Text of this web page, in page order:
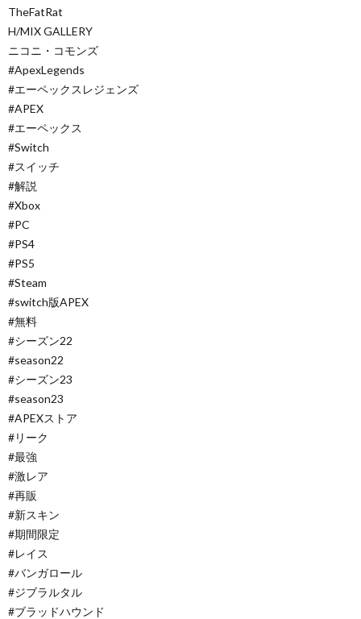
TheFatRat
H/MIX GALLERY
ニコニ・コモンズ
#ApexLegends​​​​​​​​​​​​​​​​​​​​​​​​
#エーペックスレジェンズ​​​​​​​​​​​​​​​​​​​​​​​​
#APEX​​​​​​​​​​​​​​​​​​​​​​​​
#エーペックス​​​​​​​​​​​​​​​​​​​​​​​​
#Switch​​​​​​​​​​​​​​​​​​​​​​​​
#スイッチ​​​​​​​​​​​​​​​​​​​​​​​​
#解説​​​​​​​​​​​​​​​​​​​​​​​​​​​
#Xbox
#PC​​​​​​​​​​​​​​​​​​​​​​​​
#PS4
#PS5​​​​​​​​​​​​​​​​​​​​​​​​
#Steam​​​​​​​​​​​​​​​​​​​​​​​​
#switch版APEX​​​​​​​​​​​​​​​​​​​​
#無料​​​​​​​​​​​​​​​​​​​
#シーズン22
#season22
#シーズン23
#season23
#APEXストア
#リーク
#最強
#激レア
#再販
#新スキン​​
#期間限定
#レイス
#バンガロール
#ジブラルタル
#ブラッドハウンド